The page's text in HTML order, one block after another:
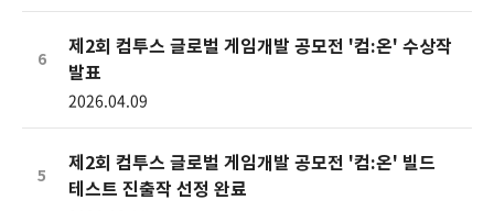
6
제2회 컴투스 글로벌 게임개발 공모전 '컴:온' 수상작
발표
2026.04.09
5
제2회 컴투스 글로벌 게임개발 공모전 '컴:온' 빌드
테스트 진출작 선정 완료